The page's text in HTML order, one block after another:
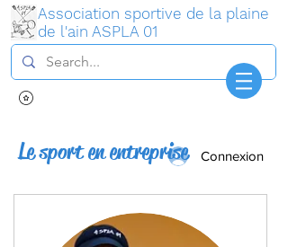
Association sportive de la plaine
de l'ain ASPLA 01
Connexion
Le sport en entreprise